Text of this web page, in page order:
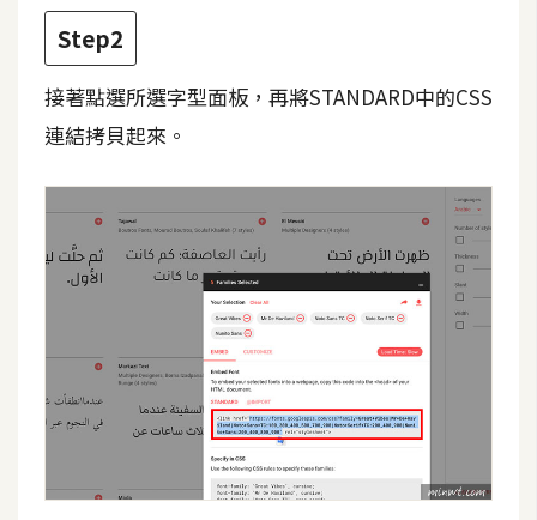
免
費
型
網
站
設
W
o
r
Step2
接著點選所選字型面板，再將STANDARD中的CSS
連結拷貝起來。